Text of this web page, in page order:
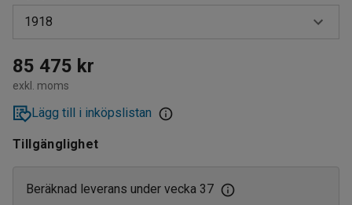
1918
1221
1516
1918
85 475 kr
exkl. moms
Lägg till i inköpslistan
Tillgänglighet
Beräknad leverans under vecka 37